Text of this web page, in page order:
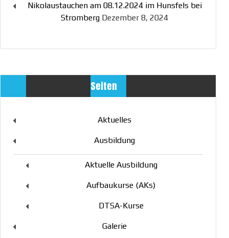
Nikolaustauchen am 08.12.2024 im Hunsfels bei
Stromberg Dezember 8, 2024
Seiten
Aktuelles
Ausbildung
Aktuelle Ausbildung
Aufbaukurse (AKs)
DTSA-Kurse
Galerie